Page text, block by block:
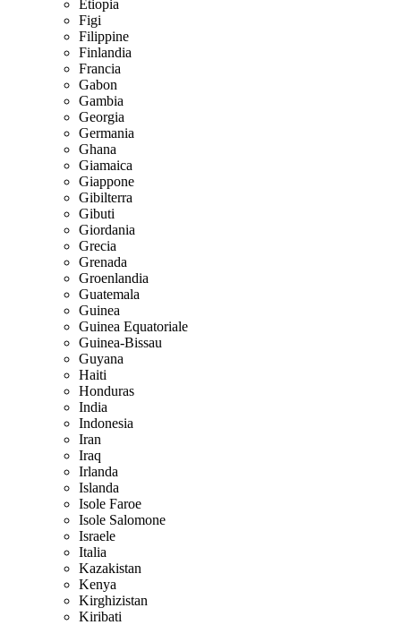
Etiopia
Figi
Filippine
Finlandia
Francia
Gabon
Gambia
Georgia
Germania
Ghana
Giamaica
Giappone
Gibilterra
Gibuti
Giordania
Grecia
Grenada
Groenlandia
Guatemala
Guinea
Guinea Equatoriale
Guinea-Bissau
Guyana
Haiti
Honduras
India
Indonesia
Iran
Iraq
Irlanda
Islanda
Isole Faroe
Isole Salomone
Israele
Italia
Kazakistan
Kenya
Kirghizistan
Kiribati